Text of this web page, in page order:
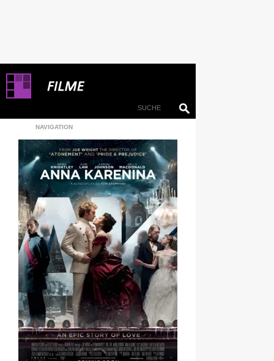
NAVIGATION